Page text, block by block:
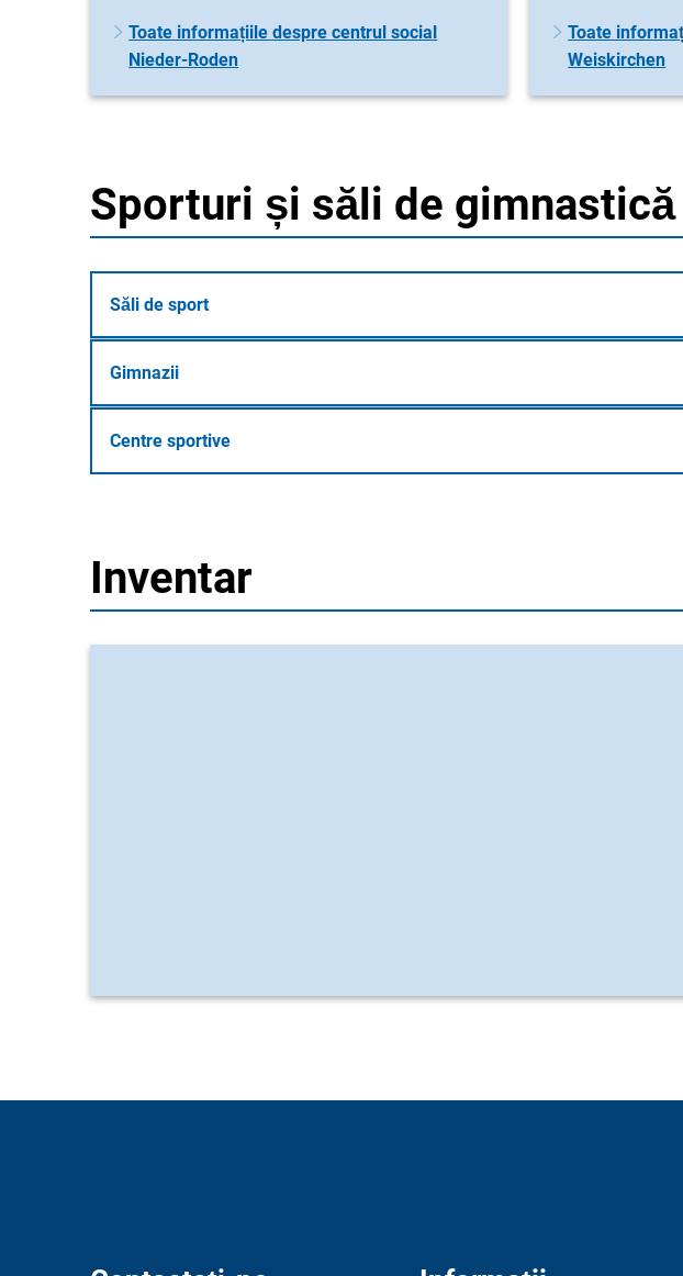
Toate informațiile despre centrul social
Nieder-Roden
Toate
Weiskirchen
Sporturi și săli de gimnastică
Săli de sport
Gimnazii
Centre sportive
Inventar